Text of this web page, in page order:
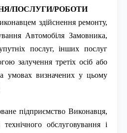
ПОСЛУГИ/РОБОТИ
здійснення ремонту,
Автомобіля Замовника,
послуг, інших послуг
залучення третіх осіб або
умовах визначених у цьому
підприємство Виконавця,
обслуговування і